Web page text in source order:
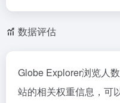
数据评估
Globe Explorer浏览人
站的相关权重信息，可